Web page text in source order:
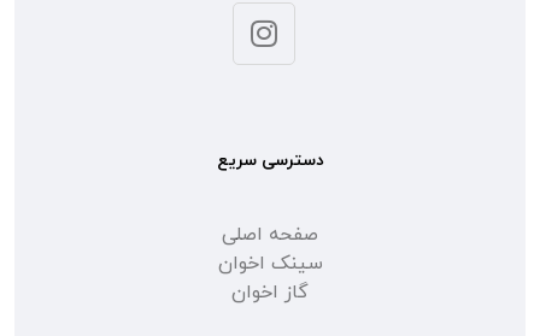
دسترسی سریع
صفحه اصلی
سینک اخوان
گاز اخوان